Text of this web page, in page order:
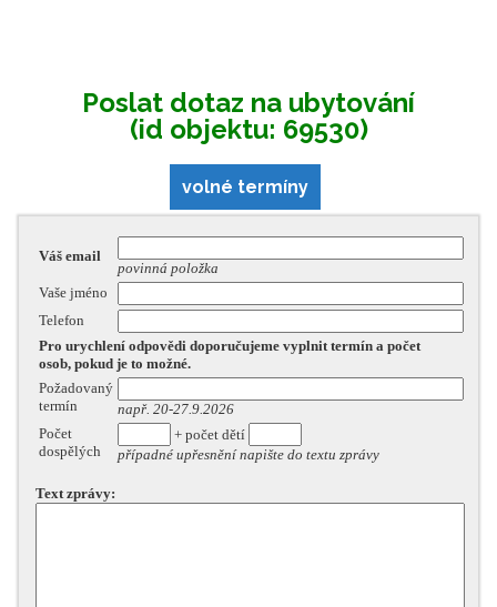
Poslat dotaz na ubytování
(id objektu: 69530)
volné termíny